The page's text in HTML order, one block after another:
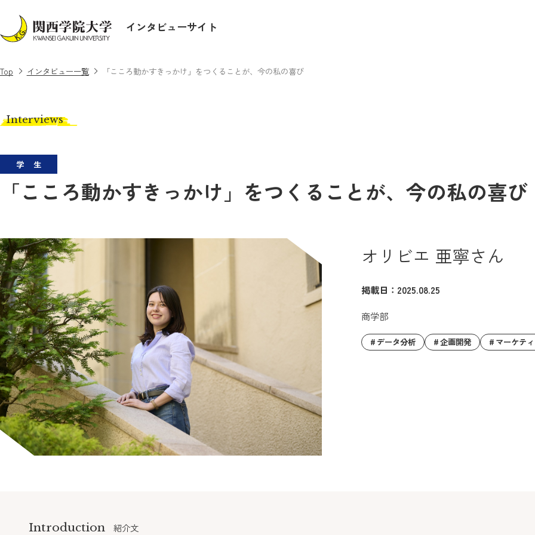
インタビューサイト
Top インタビュー一覧 「こころ動かすきっかけ」をつくることが、今の私の喜び
Interviews
学生
「こころ動かすきっかけ」をつくることが、今の私の喜び
オリビエ 亜寧さん
掲載日：2025.08.25
商学部
データ分析 企画開発 マーケテ
Introduction 紹介文